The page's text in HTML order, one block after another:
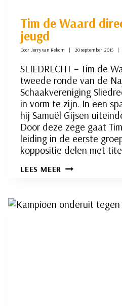
Tim de Waard
jeugd
Door Jerry van Rekom 20 september, 2015
SLIEDRECHT – Tim de
tweede ronde van de
Schaakvereniging
in vorm te zijn. In een
hij Samuël Gijsen
Door deze zege gaat
leiding in de eerste
koppositie delen met
LEES MEER TIM
IN